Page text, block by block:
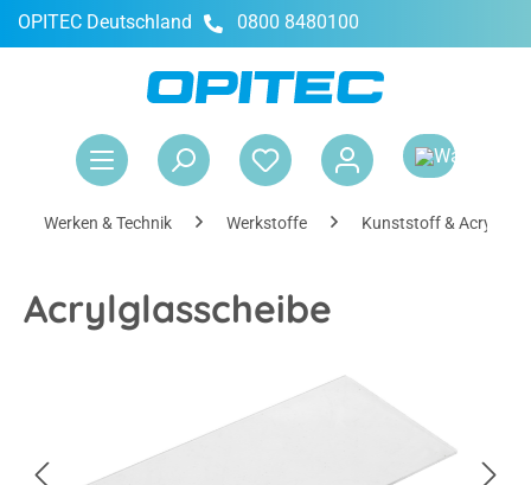
springen
OPITEC Deutschland 0800 8480100
Werken & Technik Werkstoffe Kunststoff & Acrylglas
Acrylglasscheibe